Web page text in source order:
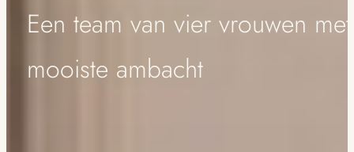
Een team van vier vrouwen
mooiste ambacht